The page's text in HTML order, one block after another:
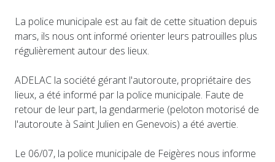
La police municipale est au fait de cette situation depuis
mars, ils nous ont informé orienter leurs patrouilles plus
régulièrement autour des lieux.
ADELAC la société gérant l'autoroute, propriétaire des
lieux, a été informé par la police municipale. Faute de
retour de leur part, la gendarmerie (peloton motorisé de
l'autoroute à Saint Julien en Genevois) a été avertie.
Le 06/07, la police municipale de Feigères nous informe